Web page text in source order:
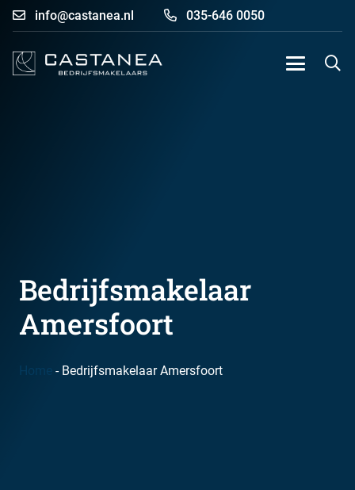
info@castanea.nl 035-646 0050
Bedrijfsmakelaar
Amersfoort
Home - Bedrijfsmakelaar Amersfoort